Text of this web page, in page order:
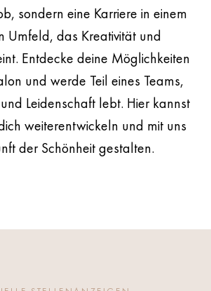
sondern eine Karriere in einem
Umfeld, das Kreativität und
Entdecke deine Möglichkeiten
und werde Teil eines Teams,
Leidenschaft lebt. Hier kannst
weiterentwickeln und mit uns
der Schönheit gestalten.